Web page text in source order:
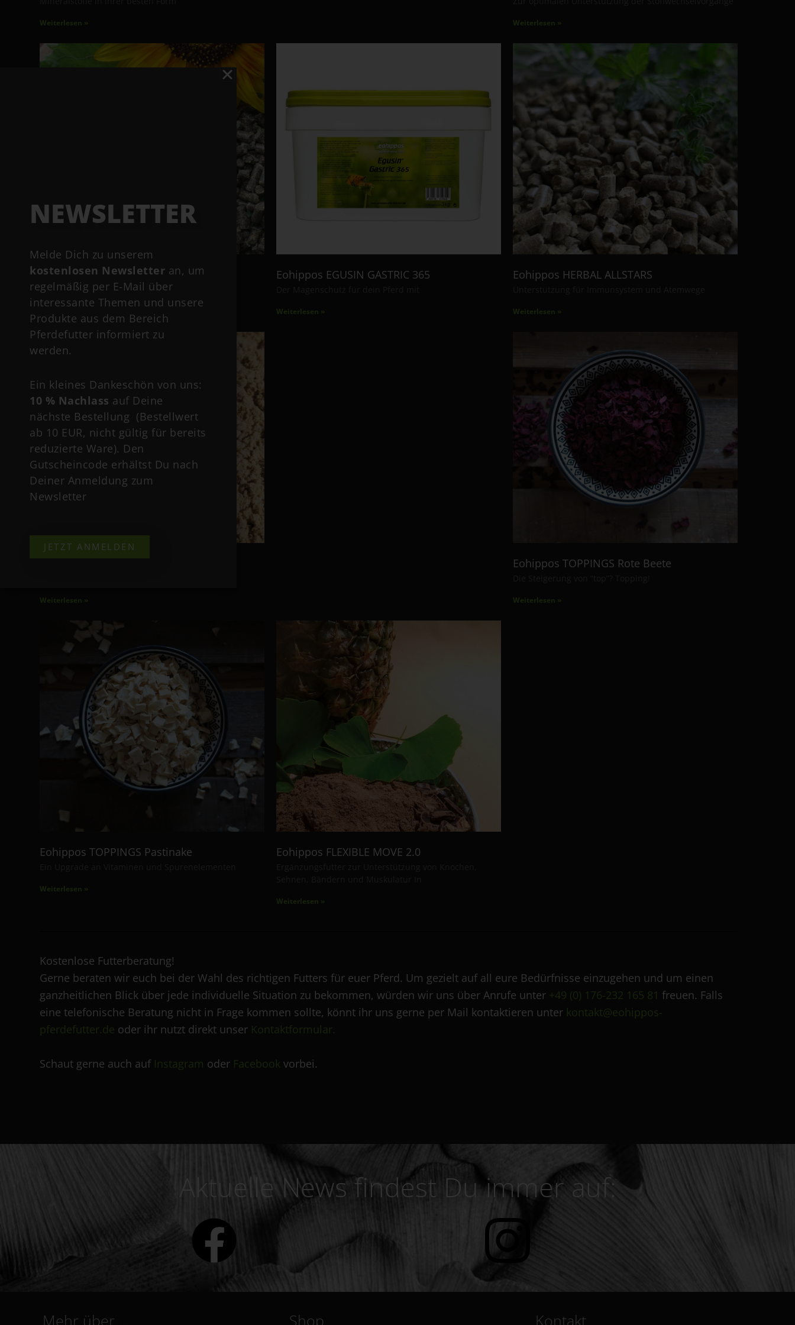
Weiterlesen » Weiterlesen »
Eohippos SHOWTIME 2.0
Muskelaufbau & Losgelassenheit
Eohippos EGUSIN GASTRIC 365
Weiterlesen »
Eohippos HERBAL ALLSTARS
Weiterlesen »
Eohippos DIGESTIVE 2.0
Weiterlesen »
Eohippos TOPPINGS Rote Beete
Weiterlesen »
Eohippos TOPPINGS Pastinake
Weiterlesen »
Eohippos FLEXIBLE MOVE 2.0
Weiterlesen »
Kostenlose Futterberatung!
Gerne beraten wir euch bei der Wahl des richtigen Futters für euer Pferd. Um gezielt auf all eure Bedürfnisse einzugehen und um einen
ganzheitlichen Blick über jede individuelle Situation zu bekommen, würden wir uns über Anrufe unter +49 (0) 176-232 165 81 freuen. Falls
eine telefonische Beratung nicht in Frage kommen sollte, könnt ihr uns gerne per Mail kontaktieren unter kontakt@eohippos-
pferdefutter.de oder ihr nutzt direkt unser Kontaktformular.
Schaut gerne auch auf Instagram oder Facebook vorbei.
Aktuelle News findest Du immer auf:
Mehr über … Shop Kontakt
NEWSLETTER
Melde Dich zu unserem
kostenlosen Newsletter an, um
regelmäßig per E-Mail über
interessante Themen und unsere
Produkte aus dem Bereich
Pferdefutter informiert zu
werden.
Ein kleines Dankeschön von uns:
10 % Nachlass auf Deine
nächste Bestellung (Bestellwert
ab 10 EUR, nicht gültig für bereits
reduzierte Ware). Den
Gutscheincode erhältst Du nach
Deiner Anmeldung zum
Newsletter
JETZT ANMELDEN